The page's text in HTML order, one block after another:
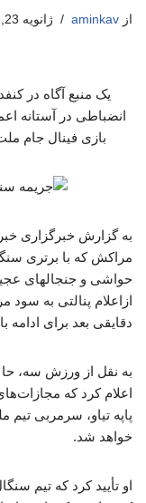
از aminkav ژانویه 23, 2026
یک منبع آگاه در
انضباطی در آستانه
بازی فینال جام
به گزارش خبرگزاری
مراکش که با برتری
حواشی و جنجالهای
ازاعلام پنالتی به سود
دقایقی بعد برای ادامه
به نقل از ورزش سه،
اعلام کرد که
پاپه تیاو، سرمربی
خواهد شد.
او تأیید کرد که تیم